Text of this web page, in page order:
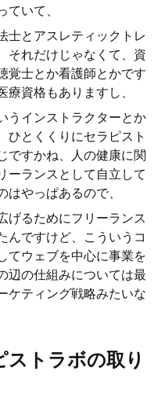
いて、
士とアスレティックトレ
それだけじゃなくて、資
覚士とか看護師とかです
資格もありますし、
うインストラクターとか
ひとくくりにセラピスト
ですかね、人の健康に関
ーランスとして自立して
やっぱあるので、
げるためにフリーランス
んですけど、こういうコ
てウェブを中心に事業を
辺の仕組みについては最
ケティング戦略みたいな
トラボの取り